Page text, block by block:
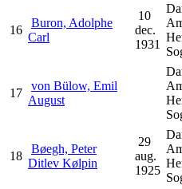
16
Buron, Adolphe
Carl
10
dec.
1931
17
von Bülow, Emil
August
18
Bøegh, Peter
Ditlev Kølpin
29
aug.
1925